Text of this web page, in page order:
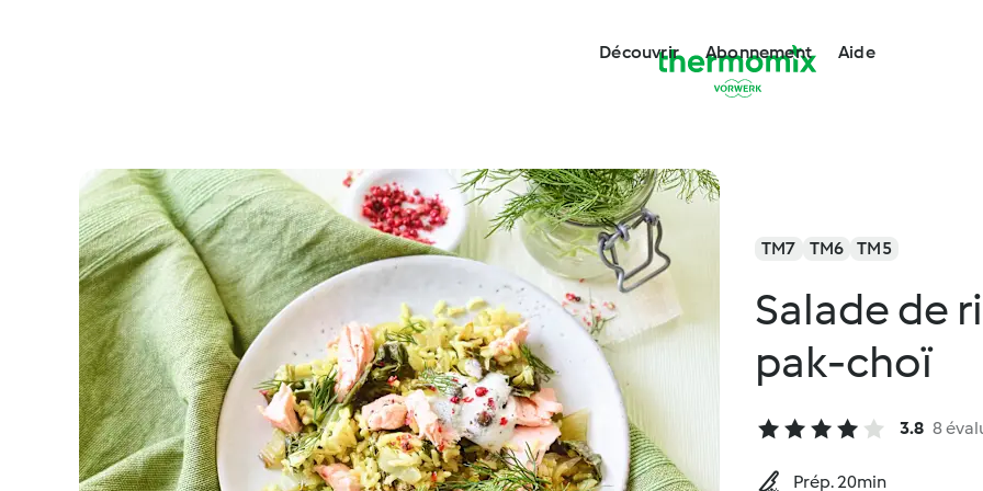
Découvrir Abonnement Aide
TM7 TM6 TM5
Salade de
pak-choï
3.8 8
Prép. 20min